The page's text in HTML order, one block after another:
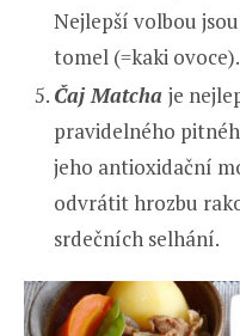
Nejlepší volbou
tomel (=kaki ovoce).
Čaj Matcha je
pravidelného
jeho antioxidační
odvrátit hrozbu
srdečních selhání.